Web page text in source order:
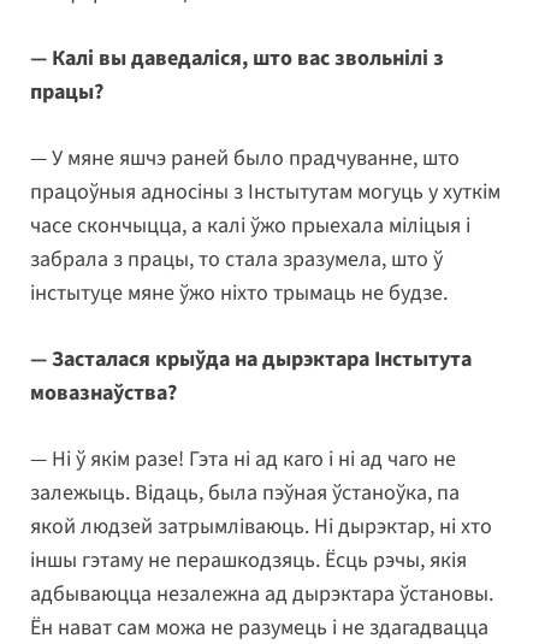
— Калі вы даведаліся, што вас звольнілі з
працы?
— У мяне яшчэ раней было прадчуванне, што
працоўныя адносіны з Інстытутам могуць у хуткім
часе скончыцца, а калі ўжо прыехала міліцыя і
забрала з працы, то стала зразумела, што ў
інстытуце мяне ўжо ніхто трымаць не будзе.
— Засталася крыўда на дырэктара Інстытута
мовазнаўства?
— Ні ў якім разе! Гэта ні ад каго і ні ад чаго не
залежыць. Відаць, была пэўная ўстаноўка, па
якой людзей затрымліваюць. Ні дырэктар, ні хто
іншы гэтаму не перашкодзяць. Ёсць рэчы, якія
адбываюцца незалежна ад дырэктара ўстановы.
Ён нават сам можа не разумець і не здагадвацца